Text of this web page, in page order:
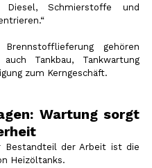
Schmierstoffe und
gehören
Tankbau, Tankwartung
zum Kerngeschäft.
Wartung sorgt
Bestandteil der Arbeit ist die
Heizöltanks.